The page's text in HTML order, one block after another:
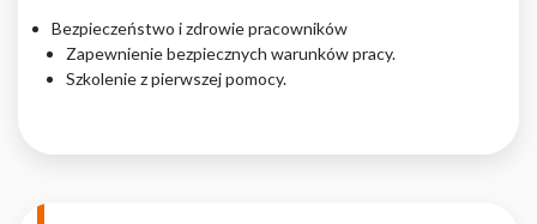
Bezpieczeństwo i zdrowie pracowników
Zapewnienie bezpiecznych warunków pracy.
Szkolenie z pierwszej pomocy.